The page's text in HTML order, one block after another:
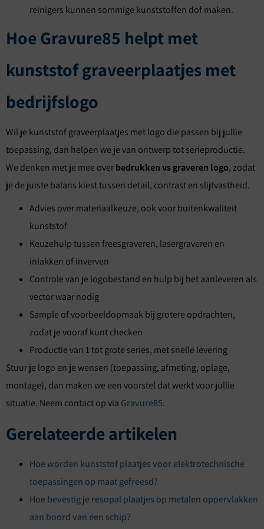
reinigers kunnen sommige kunststoffen dof maken.
Hoe Gravure85 helpt met
kunststof graveerplaatjes met
bedrijfslogo
Wil je kunststof graveerplaatjes met logo die passen bij jullie
toepassing, dan helpen we je van ontwerp tot serieproductie.
We denken met je mee overbedrukken vs graveren logo, zodat
je de juiste balans kiest tussen detail, contrast en slijtvastheid.
Advies over materiaalkeuze, ook voor buitenkwaliteit
kunststof
Keuzehulp tussen freesgraveren, lasergraveren en
inlakken of inverven
Controle van je logobestand en hulp bij het aanleveren als
vector waar nodig
Sample of voorbeeldopmaak bij grotere opdrachten,
zodat je vooraf kunt checken
Productie van 1 tot grote series, met snelle levering
Stuur je logo en je wensen (toepassing, afmeting, oplage,
montage), dan maken we een voorstel dat werkt voor jullie
situatie. Neem contact op via Gravure85.
Gerelateerde artikelen
Hoe worden kunststof plaatjes voor elektrotechnische
toepassingen op maat gefreesd?
Hoe bevestig je resopal plaatjes op metalen oppervlakken
aan boord van een schip?